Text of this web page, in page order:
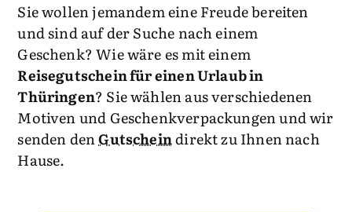
Sie wollen jemandem eine Freude bereiten
und sind auf der Suche nach einem
Geschenk? Wie wäre es mit einem
Reisegutschein für einen Urlaub in
Thüringen? Sie wählen aus verschiedenen
Motiven und Geschenkverpackungen und wir
senden denGutscheindirekt zu Ihnen nach
Hause.